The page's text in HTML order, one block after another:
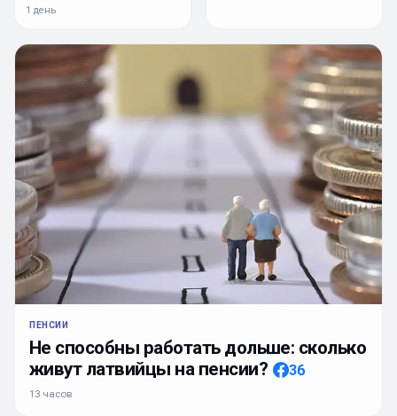
1 день
ПЕНСИИ
Не способны работать дольше: сколько
живут латвийцы на пенсии?
36
13 часов